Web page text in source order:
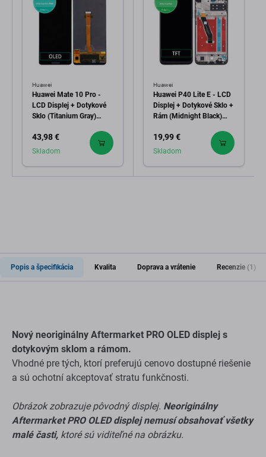
Huawei
Huawei Mate 10 Pro -
LCD Displej + Dotykové
Sklo (Titanium Gray)
43,98 €
Skladom
Huawei
Huawei P40 Lite E - LCD
Displej + Dotykové Sklo +
Rám (Midnight Black)
19,99 €
Skladom
Popis a špecifikácia Kvalita Doprava a vrátenie Recenzie (1)
Nový neoriginálny Aftermarket PRO OLED displej s
dotykovým sklom a rámom.
Vhodné pre tých, ktorí preferujú cenovo dostupné riešenie
a sú ochotní akceptovať stratu funkčnosti.
Obrázok zobrazuje pôvodný displej. Neoriginálny
Aftermarket PRO OLED displej nemusí obsahovať všetky
malé časti, ktoré sú viditeľné na obrázku.